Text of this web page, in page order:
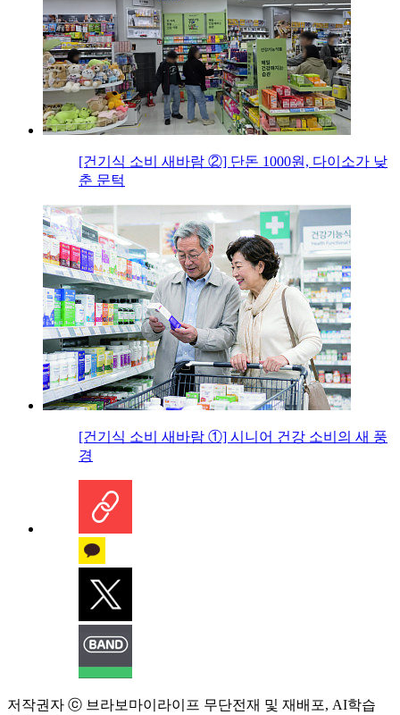
[건기식 소비 새바람 ②] 단돈 1000원, 다이소가 낮
춘 문턱
[건기식 소비 새바람 ①] 시니어 건강 소비의 새 풍
경
저작권자 ⓒ 브라보마이라이프 무단전재 및 재배포, AI학습